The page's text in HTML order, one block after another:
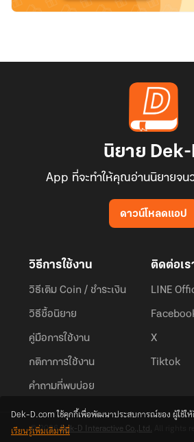
นิยาย Dek-
App ที่จะทำให้คุณอ่านนิยายจน
ดาวน์โหลดแอป
วิธีการใช้งาน
วิธีเติม Coin / ชำระเงิน
วิธีซื้อนิยาย
คู่มือการใช้งาน
กติกาการใช้งาน
คำถามที่พบบ่อย
ติดต่อเร
LINE
X
Tiktok
© 2026Dek-D Interactive Co.,Ltd.
Dek-D.com ใช้คุกกี้เพื่อพัฒนาประสบการณ์ของ ผู้ใช้ใ
เรียนรู้เพิ่มเติมที่นี่